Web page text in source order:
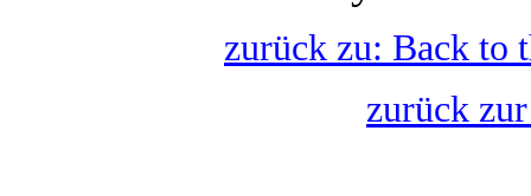
zurück zu: Back to
zurück